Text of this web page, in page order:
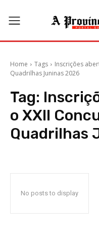
Home Tags
Inscrições
Quadrilhas Juninas 2026
Tag:
o XXII
Quadrilhas
No posts to display